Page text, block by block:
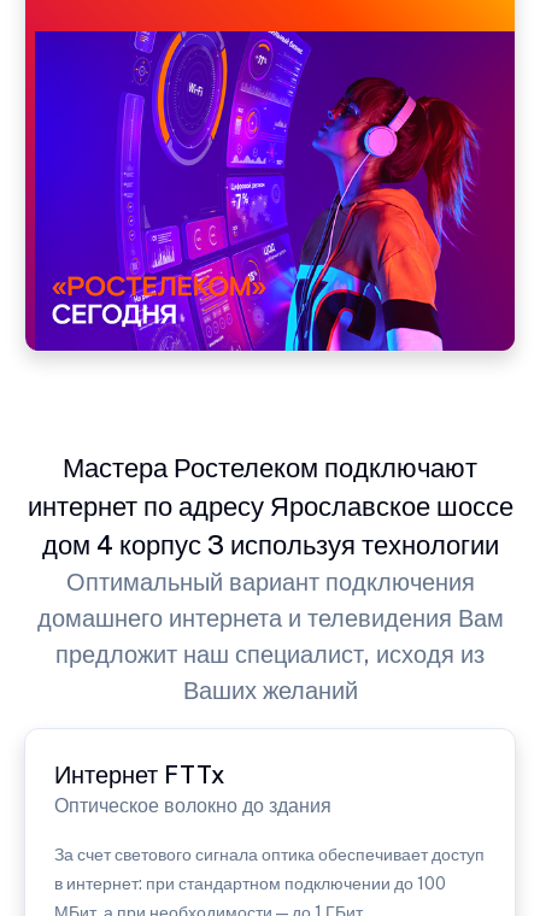
Мастера Ростелеком подключают
интернет по адресу Ярославское шоссе
дом 4 корпус 3 используя технологии
Оптимальный вариант подключения
домашнего интернета и телевидения Вам
предложит наш специалист, исходя из
Ваших желаний
Интернет FTTx
Оптическое волокно до здания
За счет светового сигнала оптика обеспечивает доступ
в интернет: при стандартном подключении до 100